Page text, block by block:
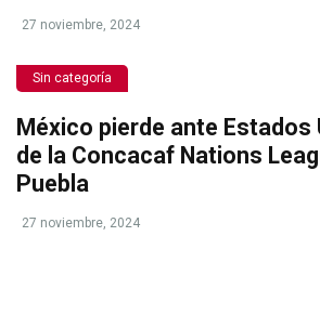
27 noviembre, 2024
Sin categoría
México pierde ante Estados
de la Concacaf Nations
Puebla
27 noviembre, 2024